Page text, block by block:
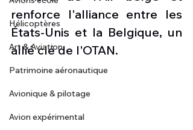
Hélicoptères
Art & Aviation
Patrimoine aéronautique
Avionique & pilotage
Avion expérimental
renforce l'alliance entre les
États-Unis et la Belgique, un
allié clé de l'OTAN.